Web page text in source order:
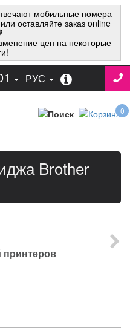
мобильные номера
или оставляйте заказ online
цен на некоторые
РУС
0
Brother
принтеров